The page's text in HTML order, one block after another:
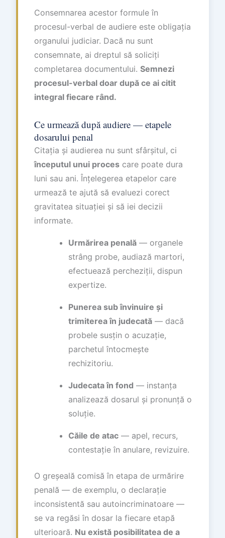
Consemnarea acestor formule în
procesul-verbal de audiere este obligația
organului judiciar. Dacă nu sunt
consemnate, ai dreptul să soliciți
completarea documentului. Semnezi
procesul-verbal doar după ce ai citit
integral fiecare rând.
Ce urmează după audiere — etapele
dosarului penal
Citația și audierea nu sunt sfârșitul, ci
începutul unui proces care poate dura
luni sau ani. Înțelegerea etapelor care
urmează te ajută să evaluezi corect
gravitatea situației și să iei decizii
informate.
Urmărirea penală — organele
strâng probe, audiază martori,
efectuează percheziții, dispun
expertize.
Punerea sub învinuire și
trimiterea în judecată — dacă
probele susțin o acuzație,
parchetul întocmește
rechizitoriu.
Judecata în fond — instanța
analizează dosarul și pronunță o
soluție.
Căile de atac — apel, recurs,
contestație în anulare, revizuire.
O greșeală comisă în etapa de urmărire
penală — de exemplu, o declarație
inconsistentă sau autoincriminatoare —
se va regăsi în dosar la fiecare etapă
ulterioară. Nu există posibilitatea de a